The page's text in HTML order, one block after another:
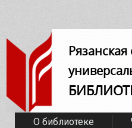
О библиотеке